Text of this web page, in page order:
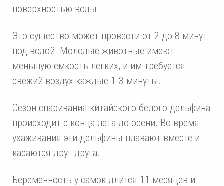
поверхностью воды.
Это существо может провести от 2 до 8 минут
под водой. Молодые животные имеют
меньшую емкость легких, и им требуется
свежий воздух каждые 1-3 минуты.
Сезон спаривания китайского белого дельфина
происходит с конца лета до осени. Во время
ухаживания эти дельфины плавают вместе и
касаются друг друга.
Беременность у самок длится 11 месяцев и